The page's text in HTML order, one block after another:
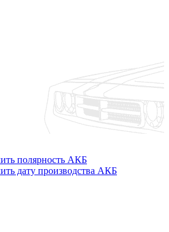
полярность АКБ
дату производства АКБ